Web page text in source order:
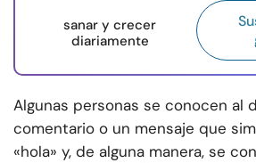
sanar y crecer
diariamente
Algunas personas se conocen al
comentario o un mensaje que
«hola» y, de alguna manera, se